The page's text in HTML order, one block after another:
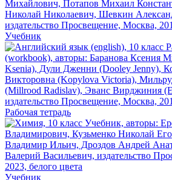
Учебник
Рабочая тетрадь
Учебник